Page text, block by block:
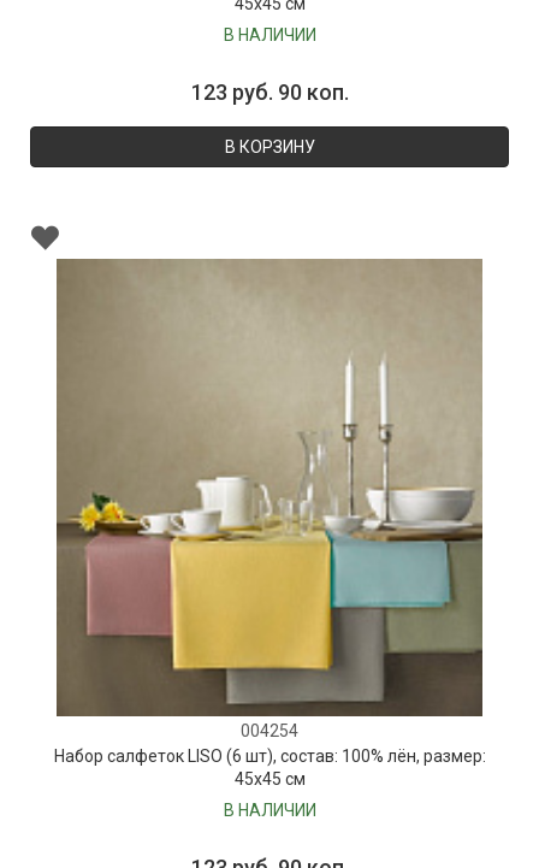
В НАЛИЧИИ
123 руб. 90 коп.
В КОРЗИНУ
004254
Набор салфеток LISO (6 шт), состав: 100% лён, размер:
45х45 см
В НАЛИЧИИ